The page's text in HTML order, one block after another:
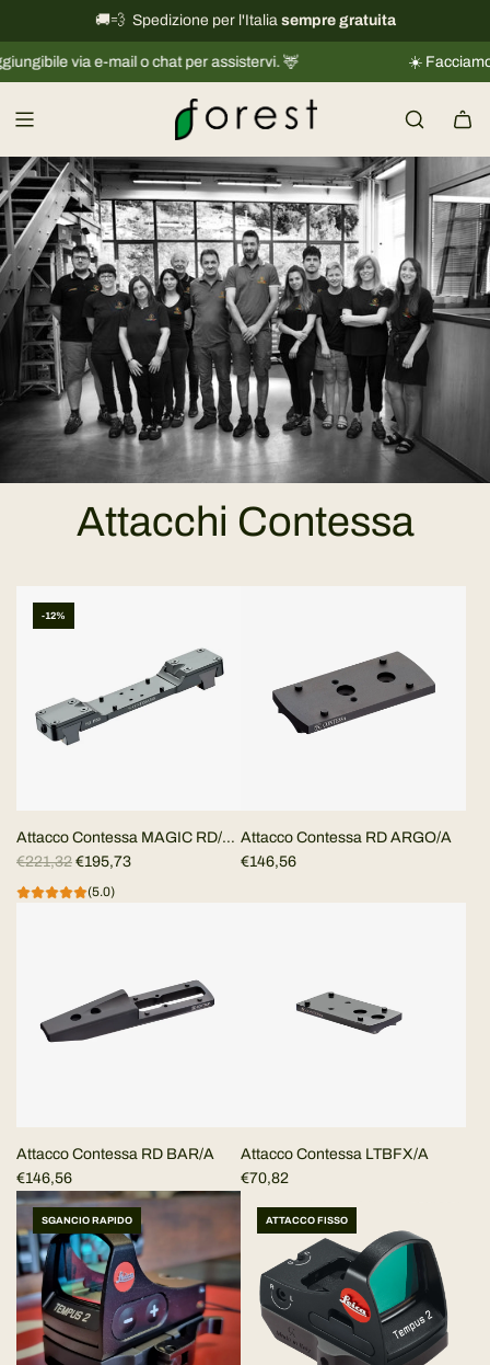
a
i
o
n
t
e
n
t
🚚💨 Spedizione per l'Italia sempre gratuita
International shipping information→
via e-mail o chat per assistervi. 🦌 ☀️ Facciamo una
Attacchi Contessa
-12%
Attacco Contessa MAGIC RD/A
per punto rosso su bindella
ventilata
P
e
€221,32 €195,73
(5.0)
Attacco Contessa RD ARGO/A
€146,56
Attacco Contessa RD BAR/A
€146,56
Attacco Contessa LTBFX/A
€70,82
SGANCIO RAPIDO ATTACCO FISSO